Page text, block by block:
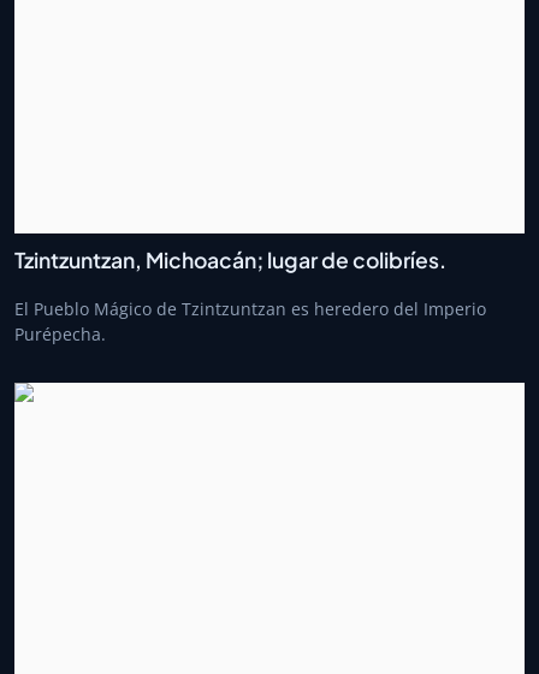
Tzintzuntzan, Michoacán; lugar de colibríes.
El Pueblo Mágico de Tzintzuntzan es heredero del Imperio
Purépecha.